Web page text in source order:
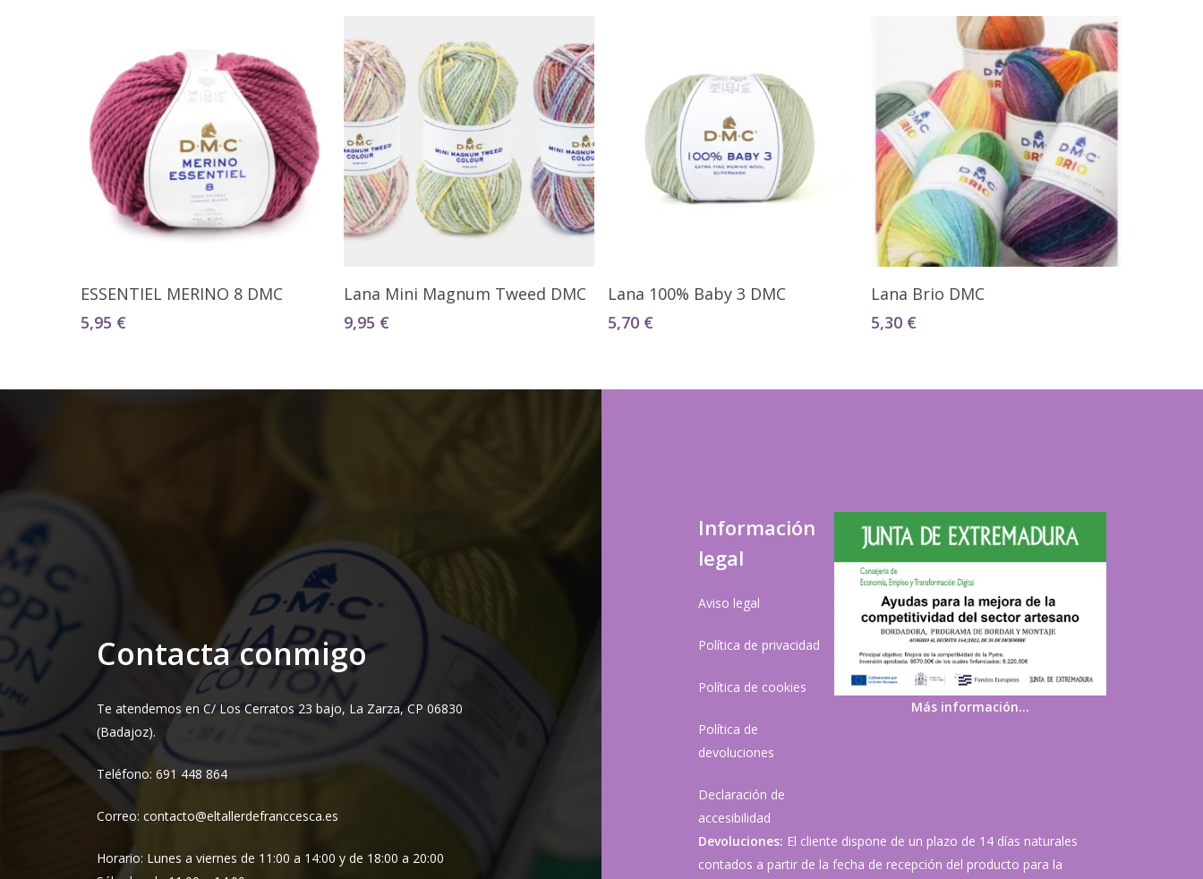
Seleccionar Opciones
ESSENTIEL MERINO 8 DMC
5,95 €
Seleccionar Opciones
Lana Mini Magnum Tweed DMC
9,95 €
Seleccionar Opciones
Lana 100% Baby 3 DMC
5,70 €
Seleccionar Opciones
Lana Brio DMC
5,30 €
Contacta conmigo
Te atendemos en C/ Los Cerratos 23 bajo, La Zarza, CP 06830
(Badajoz).
Teléfono: 691 448 864
Correo: contacto@eltallerdefranccesca.es
Horario: Lunes a viernes de 11:00 a 14:00 y de 18:00 a 20:00
Información
legal
Aviso legal
Política de privacidad
Política de cookies
Política de
devoluciones
Declaración de
accesibilidad
Más información…
Devoluciones: El cliente dispone de un plazo de 14 días naturales
contados a partir de la fecha de recepción del producto para la